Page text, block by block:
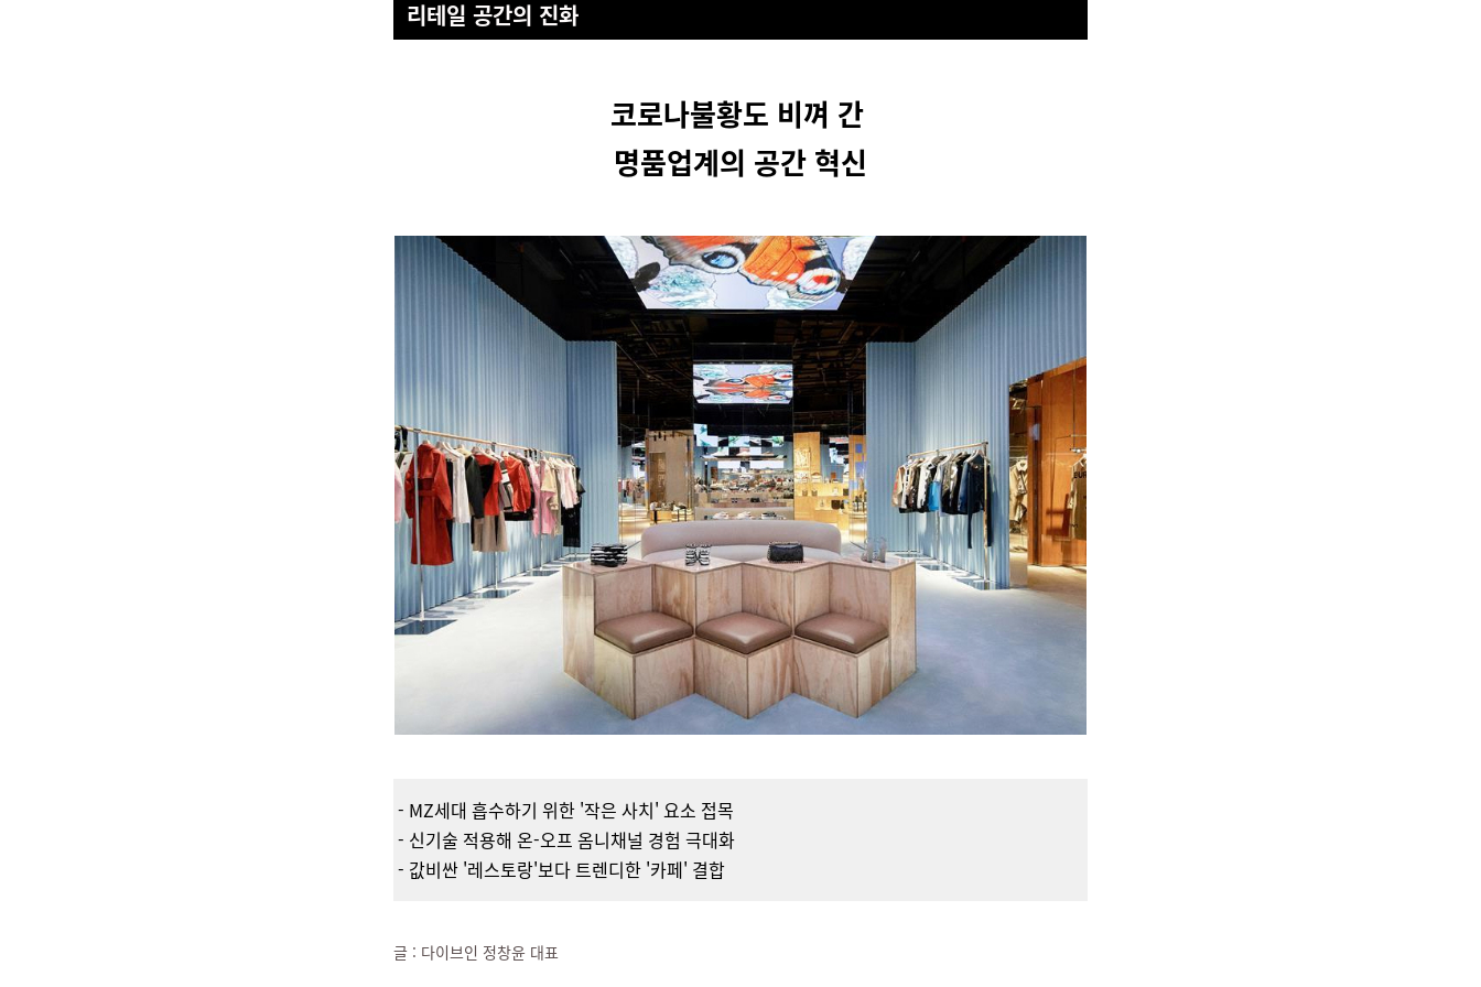
리테일 공간의 진화
코로나불황도 비껴 간
명품업계의 공간 혁신
- MZ세대 흡수하기 위한 '작은 사치' 요소 접목
- 신기술 적용해 온-오프 옴니채널 경험 극대화
- 값비싼 '레스토랑'보다 트렌디한 '카페' 결합
글 : 다이브인 정창윤 대표